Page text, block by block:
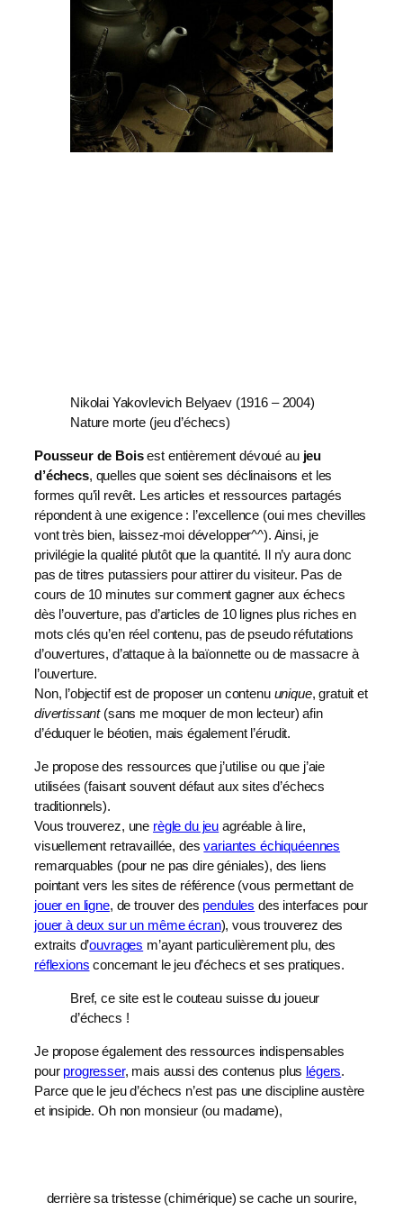
Nikolai Yakovlevich Belyaev (1916 – 2004)
Nature morte (jeu d’échecs)
Pousseur de Boisest entièrement dévoué au jeu
d’échecs, quelles que soient ses déclinaisons et les
formes qu’il revêt. Les articles et ressources partagés
répondent à une exigence : l’excellence (oui mes chevilles
vont très bien, laissez-moi développer^^). Ainsi, je
privilégie la qualité plutôt que la quantité. Il n’y aura donc
pas de titres putassiers pour attirer du visiteur. Pas de
cours de 10 minutes sur comment gagner aux échecs
dès l’ouverture, pas d’articles de 10 lignes plus riches en
mots clés qu’en réel contenu, pas de pseudo réfutations
d’ouvertures, d’attaque à la baïonnette ou de massacre à
l’ouverture.
Non, l’objectif est de proposer un contenu unique, gratuit et
divertissant(sans me moquer de mon lecteur) afin
d’éduquer le béotien, mais également l’érudit.
Je propose des ressources que j’utilise ou que j’aie
utilisées (faisant souvent défaut aux sites d’échecs
traditionnels).
Vous trouverez, une règle du jeu agréable à lire,
visuellement retravaillée, desvariantes échiquéennes
remarquables (pour ne pas dire géniales), des liens
pointant vers les sites de référence (vous permettant de
jouer en ligne, de trouver des pendules des interfaces pour
jouer à deux sur un même écran), vous trouverez des
extraits d’ouvrages m’ayant particulièrement plu, des
réflexions concernant le jeu d’échecs et ses pratiques.
Bref, ce site est le couteau suisse du joueur
d’échecs !
Je propose également des ressources indispensables
pour progresser, mais aussi des contenus plus légers.
Parce que le jeu d’échecs n’est pas une discipline austère
et insipide. Oh non monsieur (ou madame),
derrière sa tristesse (chimérique) se cache un sourire,